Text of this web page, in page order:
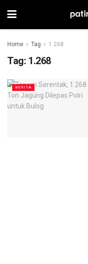
Home Tag 1.268
Tag: 1.268
BERITA